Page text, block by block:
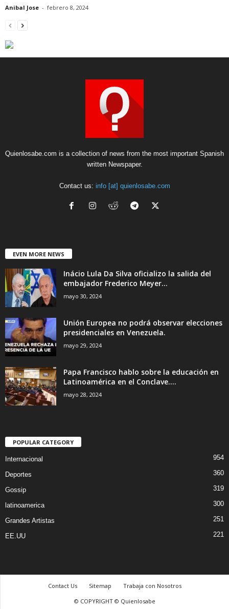
Anibal Jose - febrero 8, 2024
Quienlosabe.com is a collection of news from the most important Spanish
written Newspaper.
Contact us: info [at] quienlosabe.com
EVEN MORE NEWS
Inácio Lula Da Silva oficializo la salida del
embajador Frederico Meyer...
mayo 30, 2024
Unión Europea no podrá observar elecciones
presidenciales en Venezuela.
mayo 29, 2024
Papa Francisco hablo sobre la educación en
Latinoamérica en el Conclave....
mayo 28, 2024
POPULAR CATEGORY
Internacional 954
Deportes 360
Gossip 319
latinoamerica 300
Grandes Artistas 251
EE.UU 221
Contact Us Sitemap
Trabaja con Nosotros
© COPYRIGHT © Quienlosabe